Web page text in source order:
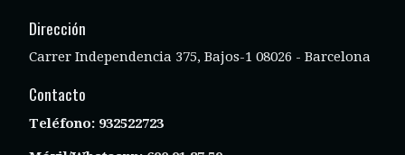
Dirección
Carrer Independencia 375, Bajos-1 08026 - Barcelona
Contacto
Teléfono: 932522723